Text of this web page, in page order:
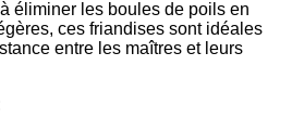
éliminer les boules de poils en
ces friandises sont idéales
entre les maîtres et leurs